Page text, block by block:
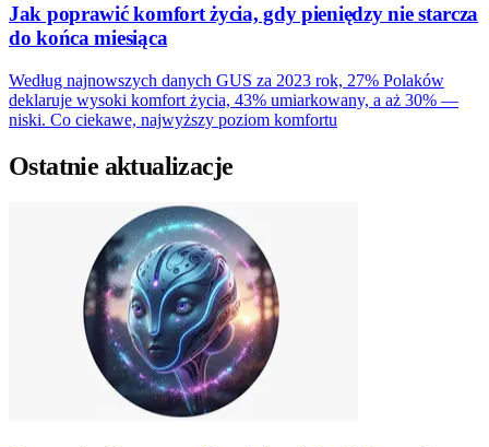
Jak poprawić komfort życia, gdy pieniędzy nie starcza
do końca miesiąca
Według najnowszych danych GUS za 2023 rok, 27% Polaków
deklaruje wysoki komfort życia, 43% umiarkowany, a aż 30% —
niski. Co ciekawe, najwyższy poziom komfortu
Ostatnie aktualizacje